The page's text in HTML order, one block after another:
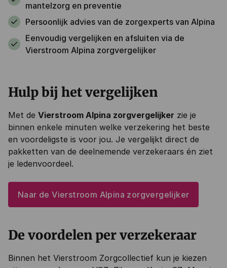
mantelzorg en preventie
Persoonlijk advies van de zorgexperts van Alpina
Eenvoudig vergelijken en afsluiten via de
Vierstroom Alpina zorgvergelijker
Hulp bij het vergelijken
Met de Vierstroom Alpina zorgvergelijker zie je
binnen enkele minuten welke verzekering het beste
en voordeligste is voor jou. Je vergelijkt direct de
pakketten van de deelnemende verzekeraars én ziet
je ledenvoordeel.
Naar de Vierstroom Alpina zorgvergelijker
De voordelen per verzekeraar
Binnen het Vierstroom Zorgcollectief kun je kiezen